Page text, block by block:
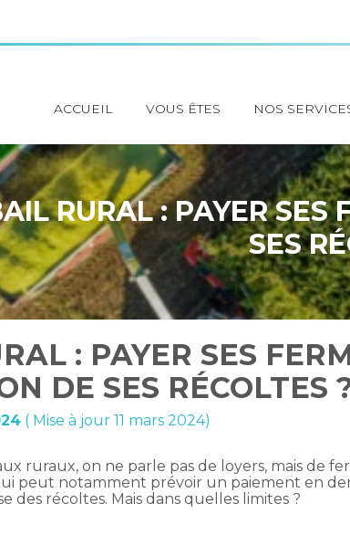
Principal
ACCUEIL VOUS ÊTES NOS
RURAL : PAYER SES
SES
: PAYER SES
DE SES RÉCOLTES
( Mise à jour 11 mars 2024)
ruraux, on ne parle pas de loyers, mais de
peut notamment prévoir un paiement en
des récoltes. Mais dans quelles limites ?